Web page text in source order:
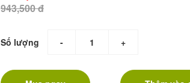
943,500 đ
Số lượng - +